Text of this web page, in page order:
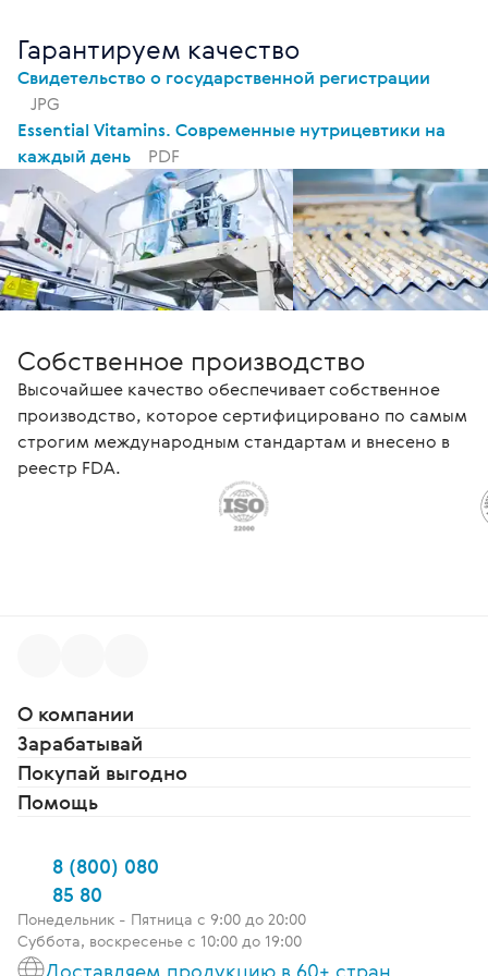
Гарантируем качество
Свидетельство о государственной регистрации
JPG
Essential Vitamins. Современные нутрицевтики на
каждый день
PDF
Собственное производство
Высочайшее качество обеспечивает собственное
производство, которое сертифицировано по самым
строгим международным стандартам и внесено в
реестр FDA.
О компании
Зарабатывай
Покупай выгодно
Помощь
8 (800) 080
85 80
Понедельник - Пятница c 9:00 до 20:00
Суббота, воскресенье с 10:00 до 19:00
Доставляем продукцию в 60+ стран